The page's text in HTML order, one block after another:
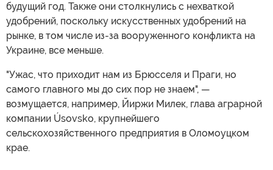
будущий год. Также они столкнулись с нехваткой
удобрений, поскольку искусственных удобрений на
рынке, в том числе из-за вооруженного конфликта на
Украине, все меньше.
"Ужас, что приходит нам из Брюсселя и Праги, но
самого главного мы до сих пор не знаем", —
возмущается, например, Йиржи Милек, глава аграрной
компании Úsovsko, крупнейшего
сельскохозяйственного предприятия в Оломоуцком
крае.